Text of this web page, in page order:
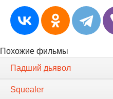
Похожие фильмы
Падший дьявол
Squealer